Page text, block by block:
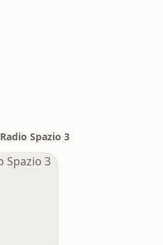
Radio Spazio 3